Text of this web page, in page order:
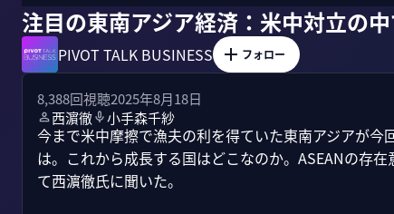
注目の東南アジア経済：米中対立の
PIVOT TALK BUSINESS フォロー
8,388回視聴2025年8月18日
西濵徹
小手森千紗
今まで米中摩擦で漁夫の利を得ていた東南アジアが
は。これから成長する国はどこなのか。ASEANの存
て西濵徹氏に聞いた。